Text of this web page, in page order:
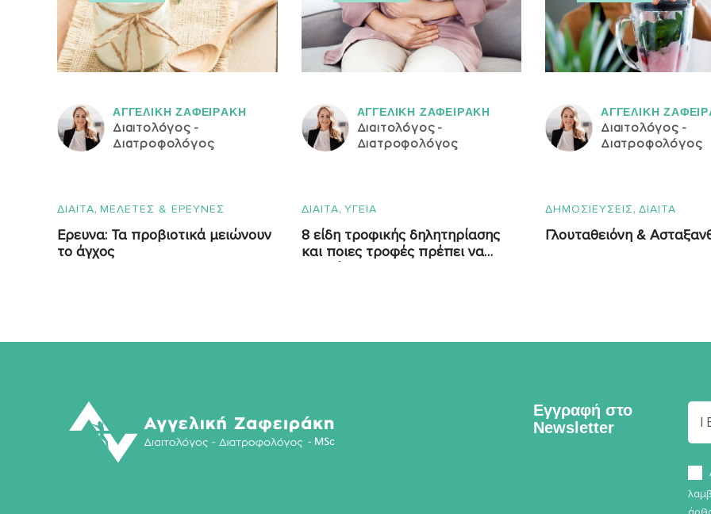
ΑΓΓΕΛΙΚH ΖΑΦΕΙΡAΚΗ
Διαιτολόγος -
Διατροφολόγος
ΔΙΑΙΤΑ, ΜΕΛΕΤΕΣ & ΕΡΕΥΝΕΣ
Ερευνα: Τα προβιοτικά μειώνουν
το άγχος
ΑΓΓΕΛΙΚH ΖΑΦΕΙΡAΚΗ
Διαιτολόγος -
Διατροφολόγος
ΔΙΑΙΤΑ, ΥΓΕΙΑ
8 είδη τροφικής δηλητηρίασης
και ποιες τροφές πρέπει να
ΑΓΓΕΛΙΚH
Διαιτολόγος -
Διατροφολόγος
ΔΗΜΟΣΙΕΥΣΕΙΣ, ΔΙΑΙΤΑ
Γλουταθειόνη &
Εγγραφή στο
Newsletter